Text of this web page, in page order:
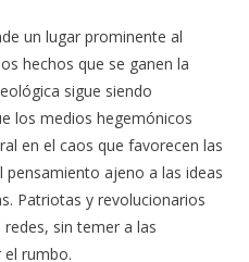
un lugar prominente al
hechos que se ganen la
sigue siendo
los medios hegemónicos
en el caos que favorecen las
ajeno a las ideas
Patriotas y revolucionarios
sin temer a las
el rumbo.